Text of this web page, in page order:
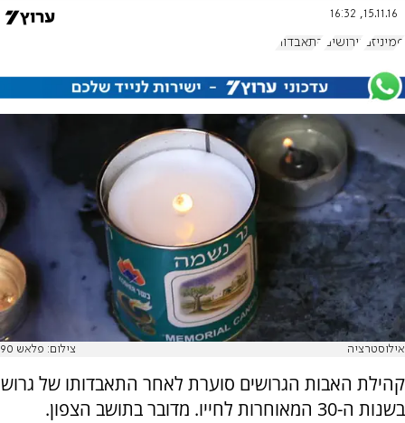
15.11.16, 16:32
פמיניזם גירושים התאבדות
אילוסטרציה צילום: פלאש 90
קהילת האבות הגרושים סוערת לאחר התאבדותו של גרוש
בשנות ה-30 המאוחרות לחייו. מדובר בתושב הצפון.